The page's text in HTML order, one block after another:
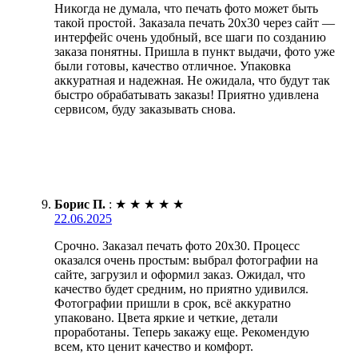
Никогда не думала, что печать фото может быть
такой простой. Заказала печать 20х30 через сайт —
интерфейс очень удобный, все шаги по созданию
заказа понятны. Пришла в пункт выдачи, фото уже
были готовы, качество отличное. Упаковка
аккуратная и надежная. Не ожидала, что будут так
быстро обрабатывать заказы! Приятно удивлена
сервисом, буду заказывать снова.
Борис П. : ★ ★ ★ ★ ★
22.06.2025
Срочно. Заказал печать фото 20х30. Процесс
оказался очень простым: выбрал фотографии на
сайте, загрузил и оформил заказ. Ожидал, что
качество будет средним, но приятно удивился.
Фотографии пришли в срок, всё аккуратно
упаковано. Цвета яркие и четкие, детали
проработаны. Теперь закажу еще. Рекомендую
всем, кто ценит качество и комфорт.